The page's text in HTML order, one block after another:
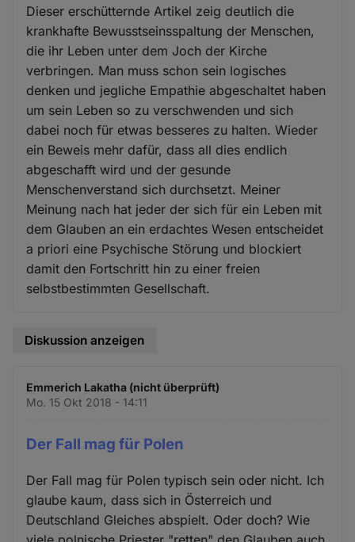
Dieser erschütternde Artikel zeig deutlich die
krankhafte Bewusstseinsspaltung der Menschen,
die ihr Leben unter dem Joch der Kirche
verbringen. Man muss schon sein logisches
denken und jegliche Empathie abgeschaltet haben
um sein Leben so zu verschwenden und sich
dabei noch für etwas besseres zu halten. Wieder
ein Beweis mehr dafür, dass all dies endlich
abgeschafft wird und der gesunde
Menschenverstand sich durchsetzt. Meiner
Meinung nach hat jeder der sich für ein Leben mit
dem Glauben an ein erdachtes Wesen entscheidet
a priori eine Psychische Störung und blockiert
damit den Fortschritt hin zu einer freien
selbstbestimmten Gesellschaft.
Diskussion anzeigen
Emmerich Lakatha (nicht überprüft)
Mo. 15 Okt 2018 - 14:11
Der Fall mag für Polen
Der Fall mag für Polen typisch sein oder nicht. Ich
glaube kaum, dass sich in Österreich und
Deutschland Gleiches abspielt. Oder doch? Wie